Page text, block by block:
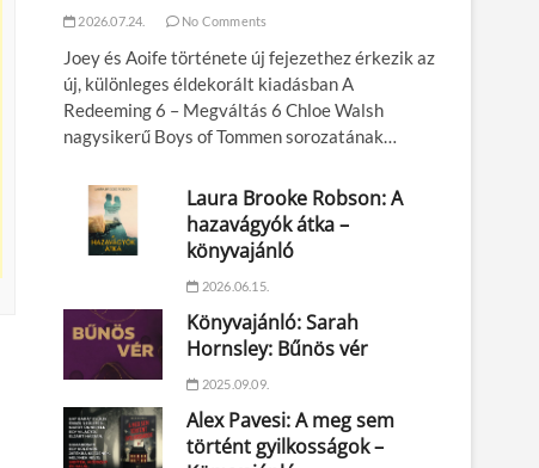
2026.07.24. No Comments
Joey és Aoife története új fejezethez érkezik az
új, különleges éldekorált kiadásban A
Redeeming 6 – Megváltás 6 Chloe Walsh
nagysikerű Boys of Tommen sorozatának…
Laura Brooke Robson: A
hazavágyók átka –
könyvajánló
2026.06.15.
Könyvajánló: Sarah
Hornsley: Bűnös vér
2025.09.09.
Alex Pavesi: A meg sem
történt gyilkosságok –